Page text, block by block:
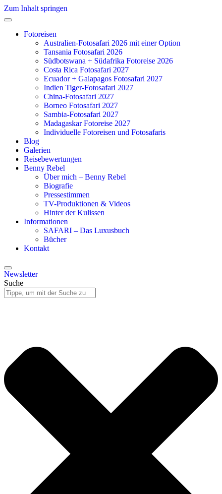
Zum Inhalt springen
Fotoreisen
Australien-Fotosafari 2026 mit einer Option
Tansania Fotosafari 2026
Südbotswana + Südafrika Fotoreise 2026
Costa Rica Fotosafari 2027
Ecuador + Galapagos Fotosafari 2027
Indien Tiger-Fotosafari 2027
China-Fotosafari 2027
Borneo Fotosafari 2027
Sambia-Fotosafari 2027
Madagaskar Fotoreise 2027
Individuelle Fotoreisen und Fotosafaris
Blog
Galerien
Reisebewertungen
Benny Rebel
Über mich – Benny Rebel
Biografie
Pressestimmen
TV-Produktionen & Videos
Hinter der Kulissen
Informationen
SAFARI – Das Luxusbuch
Bücher
Kontakt
Newsletter
Suche